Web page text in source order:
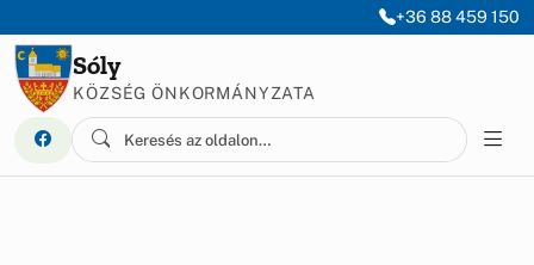
+36 88 459 150
Sóly
KÖZSÉG ÖNKORMÁNYZATA